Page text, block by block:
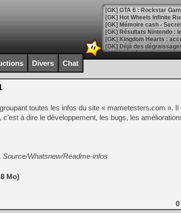
[GK] GTA 6 : Rockstar
[GK] Hot Wheels Infinite
[GK] Mémoire cash -
[GK] Résultats Nintendo :
[GK] Déjà des
[Mo5] Brickboy cherche à
[GK] Minecraft et ses «
[GK] Beast of
[GK] Ubisoft : fin de partie
[GK] Mémoire cash -
[GK] Dan Houser (GTA)
[GK] Comment EA Sports
[GK] Crimson Moon : un
[GK] Isle of Reveries : le
[GK] Moonlighter 2 : The
[GK] Capcom relance
[Mo5] Deux inédits du
[GK] Le beat'em up The
[GK] Endless Legend 2 :
Divers Chat
toutes les infos du site « mametesters.com ». Il
à dire le développement, les bugs, les
Whatsnew/Readme-infos
Mo)
0